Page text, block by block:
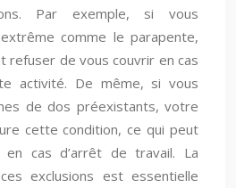
Par exemple, si vous
comme le parapente,
refuser de vous couvrir en cas
activité. De même, si vous
de dos préexistants, votre
cette condition, ce qui peut
en cas d’arrêt de travail. La
exclusions est essentielle